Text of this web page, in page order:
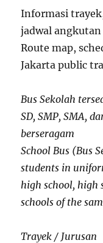
Informasi
jadwal
Route map,
Jakarta public
Bus Sekolah
SD, SMP, SMA,
berseragam
School Bus (Bus
students in
high school, high
schools of the
Trayek / Jurusan